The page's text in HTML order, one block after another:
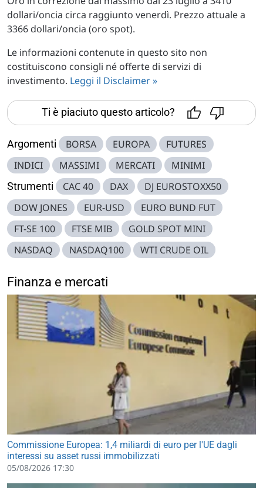
dollari/oncia circa raggiunto venerdì. Prezzo attuale a
3366 dollari/oncia (oro spot).
Le informazioni contenute in questo sito non
costituiscono consigli né offerte di servizi di
investimento. Leggi il Disclaimer »
Ti è piaciuto questo articolo?
Argomenti BORSA EUROPA
FUTURES
INDICI
MASSIMI MERCATI MINIMI
Strumenti CAC 40 DAX
DJ EUROSTOXX50
DOW JONES
EUR-USD
EURO BUND FUT
FT-SE 100
FTSE MIB
GOLD SPOT MINI
NASDAQ
NASDAQ100 WTI CRUDE OIL
Finanza e mercati
Commissione Europea: 1,4 miliardi di euro per l'UE dagli
interessi su asset russi immobilizzati
05/08/2026 17:30